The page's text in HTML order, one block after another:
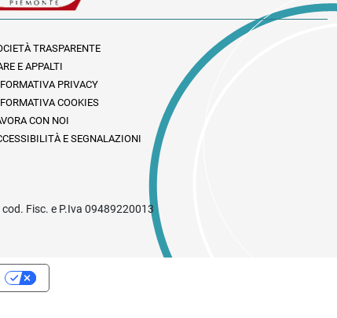
TRASPARENTE
E APPALTI
PRIVACY
COOKIES
CON NOI
E SEGNALAZIONI
Fisc. e P.Iva 09489220013